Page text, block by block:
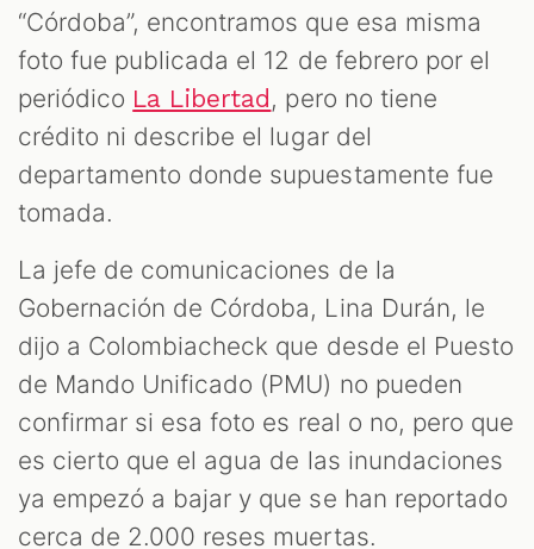
“Córdoba”, encontramos que esa misma
foto fue publicada el 12 de febrero por el
periódico La Libertad , pero no tiene
crédito ni describe el lugar del
departamento donde supuestamente fue
tomada.
La jefe de comunicaciones de la
Gobernación de Córdoba, Lina Durán, le
dijo a Colombiacheck que desde el Puesto
de Mando Unificado (PMU) no pueden
confirmar si esa foto es real o no, pero que
es cierto que el agua de las inundaciones
ya empezó a bajar y que se han reportado
cerca de 2.000 reses muertas.